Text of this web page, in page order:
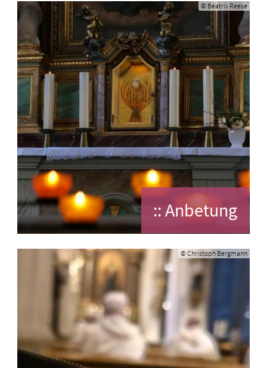
© Beatrix Reese
:: Anbetung
© Christoph Bergmann